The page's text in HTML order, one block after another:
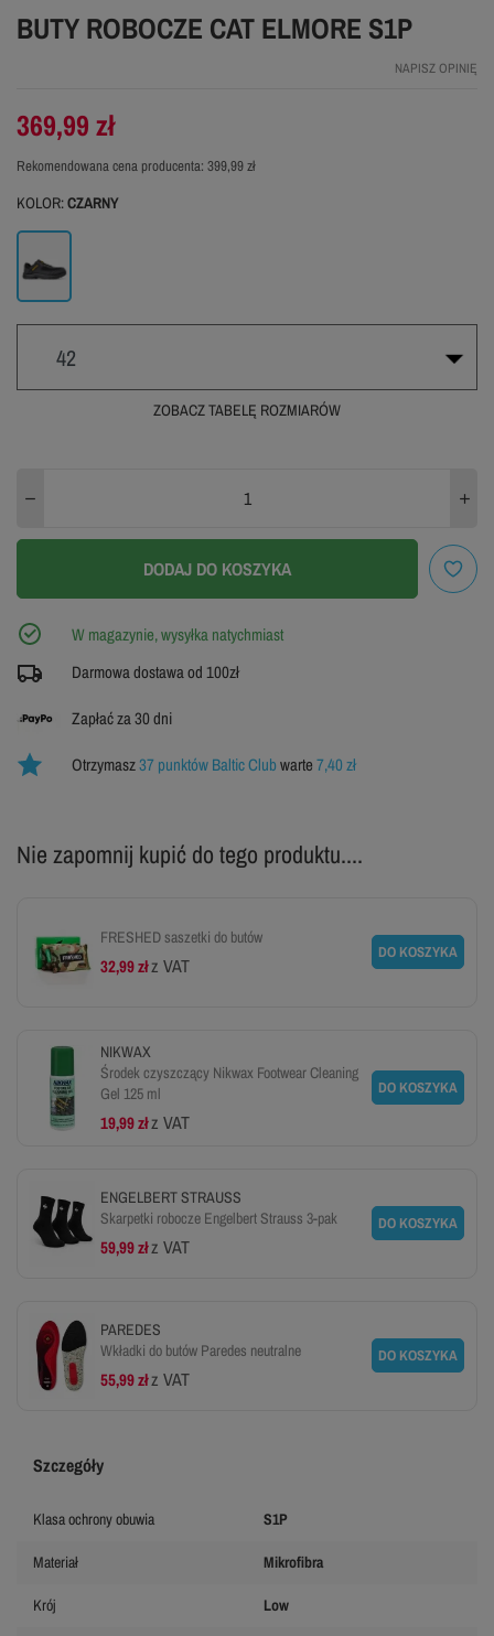
BUTY ROBOCZE CAT ELMORE S1P
NAPISZ OPINIĘ
Rekomendowana cena producenta: 399,99 zł
369,99 zł
KOLOR:CZARNY
42
41
46
ZOBACZ TABELĘ ROZMIARÓW
ZOBACZ TABELĘ ROZMIARÓW
DODAJ DO KOSZYKA
W magazynie, wysyłka natychmiast
Darmowa dostawa od 100zł
Zapłać za 30 dni
Otrzymasz37 punktów Baltic Clubwarte7,40 zł
Nie zapomnij kupić do tego produktu....
FRESHED saszetki do butów
32,99 złz VAT
DO KOSZYKA
NIKWAX
Środek czyszczący Nikwax Footwear Cleaning
Gel 125 ml
19,99 złz VAT
DO KOSZYKA
ENGELBERT STRAUSS
Skarpetki robocze Engelbert Strauss 3-pak
59,99 złz VAT
DO KOSZYKA
PAREDES
Wkładki do butów Paredes neutralne
55,99 złz VAT
DO KOSZYKA
Szczegóły
Klasa ochrony obuwia S1P
Materiał Mikrofibra
Krój Low